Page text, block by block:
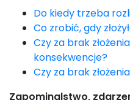
Do kiedy trzeba
Co zrobić, gdy
Czy za brak
konsekwencje?
Czy za brak
Zapominalstwo,